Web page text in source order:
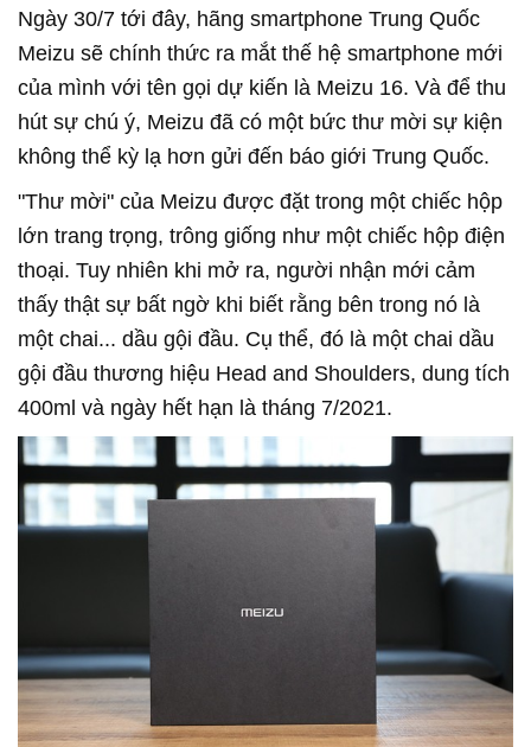
Ngày 30/7 tới đây, hãng smartphone Trung Quốc
Meizu sẽ chính thức ra mắt thế hệ smartphone mới
của mình với tên gọi dự kiến là Meizu 16. Và để thu
hút sự chú ý, Meizu đã có một bức thư mời sự kiện
không thể kỳ lạ hơn gửi đến báo giới Trung Quốc.
"Thư mời" của Meizu được đặt trong một chiếc hộp
lớn trang trọng, trông giống như một chiếc hộp điện
thoại. Tuy nhiên khi mở ra, người nhận mới cảm
thấy thật sự bất ngờ khi biết rằng bên trong nó là
một chai... dầu gội đầu. Cụ thể, đó là một chai dầu
gội đầu thương hiệu Head and Shoulders, dung tích
400ml và ngày hết hạn là tháng 7/2021.